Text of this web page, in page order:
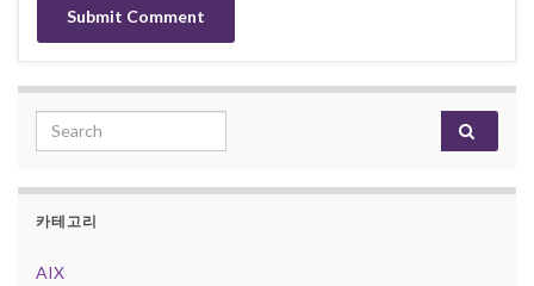
Search for:
카테고리
AIX